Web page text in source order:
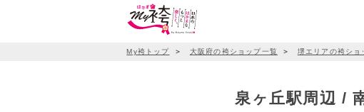
My袴トップ ＞ 大阪府の袴ショップ一覧 ＞ 堺エリアの袴ショ
泉ヶ丘駅周辺 /